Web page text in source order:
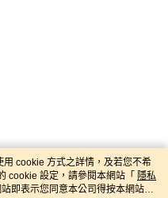
cookie 方式之詳情，及若您不希
cookie 設定，請參閱本網站「 隱私
即表示您同意本公司得按本網站使